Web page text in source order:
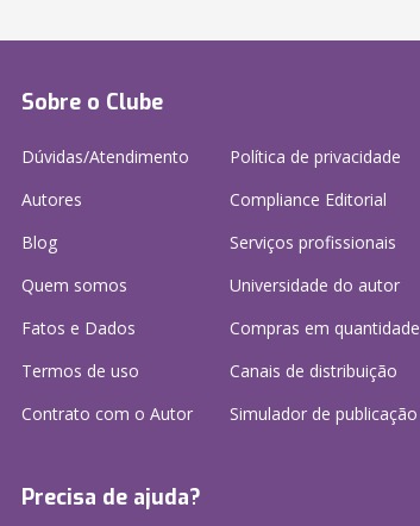
Sobre o Clube
Dúvidas/Atendimento
Autores
Blog
Quem somos
Fatos e Dados
Termos de uso
Contrato com o Autor
Política de privacidade
Compliance Editorial
Serviços profissionais
Universidade do autor
Compras em quantidade
Canais de distribuição
Simulador de publicação
Precisa de ajuda?